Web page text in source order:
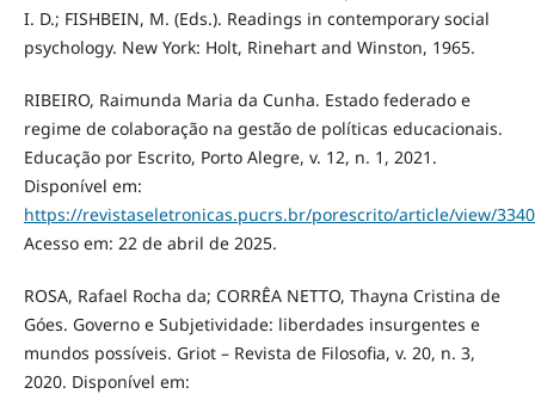
I. D.; FISHBEIN, M. (Eds.). Readings in contemporary social
psychology. New York: Holt, Rinehart and Winston, 1965.
RIBEIRO, Raimunda Maria da Cunha. Estado federado e
regime de colaboração na gestão de políticas educacionais.
Educação por Escrito, Porto Alegre, v. 12, n. 1, 2021.
Disponível em:
https://revistaseletronicas.pucrs.br/porescrito/article/view/
Acesso em: 22 de abril de 2025.
ROSA, Rafael Rocha da; CORRÊA NETTO, Thayna Cristina de
Góes. Governo e Subjetividade: liberdades insurgentes e
mundos possíveis. Griot – Revista de Filosofia, v. 20, n. 3,
2020. Disponível em: